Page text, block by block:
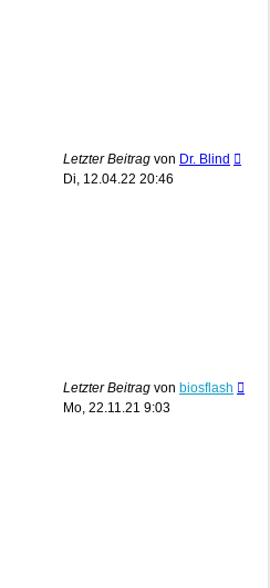
Letzter Beitrag von Dr. Blind
Di, 12.04.22 20:46
Letzter Beitrag von biosflash
Mo, 22.11.21 9:03